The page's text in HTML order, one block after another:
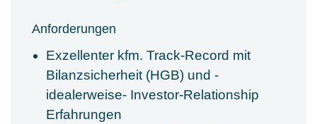
Anforderungen
Exzellenter kfm. Track-Record mit
Bilanzsicherheit (HGB) und -
idealerweise- Investor-Relationship
Erfahrungen